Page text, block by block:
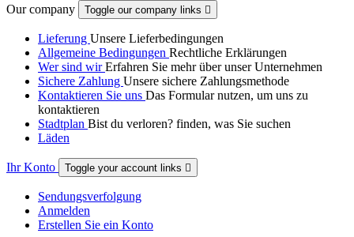
Our company Toggle our company links 
Lieferung Unsere Lieferbedingungen
Allgemeine Bedingungen Rechtliche Erklärungen
Wer sind wirErfahren Sie mehr über unser Unternehmen
Sichere Zahlung Unsere sichere Zahlungsmethode
Kontaktieren Sie uns Das Formular nutzen, um uns zu
kontaktieren
Stadtplan Bist du verloren? finden, was Sie suchen
Läden
Ihr Konto Toggle your account links 
Sendungsverfolgung
Anmelden
Erstellen Sie ein Konto